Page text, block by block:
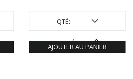
QTÉ:
AJOUTER AU PANIER